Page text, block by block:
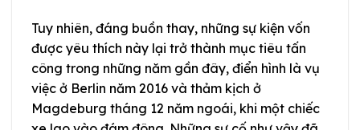
Tuy nhiên, đáng buồn thay, những sự kiện vốn
được yêu thích này lại trở thành mục tiêu tấn
công trong những năm gần đây, điển hình là vụ
việc ở Berlin năm 2016 và thảm kịch ở
Magdeburg tháng 12 năm ngoái, khi một chiếc